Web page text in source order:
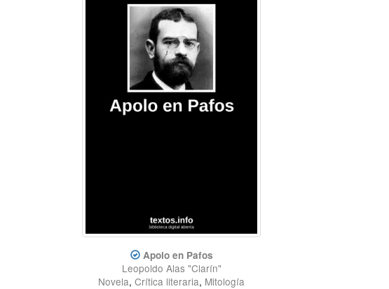
Apolo en Pafos
Leopoldo Alas "Clarín"
Novela, Crítica literaria, Mitología